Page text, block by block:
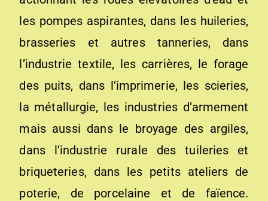
les pompes aspirantes, dans les huileries,
brasseries et autres tanneries, dans
l’industrie textile, les carrières, le forage
des puits, dans l’imprimerie, les scieries,
la métallurgie, les industries d’armement
mais aussi dans le broyage des argiles,
dans l’industrie rurale des tuileries et
briqueteries, dans les petits ateliers de
poterie, de porcelaine et de faïence.